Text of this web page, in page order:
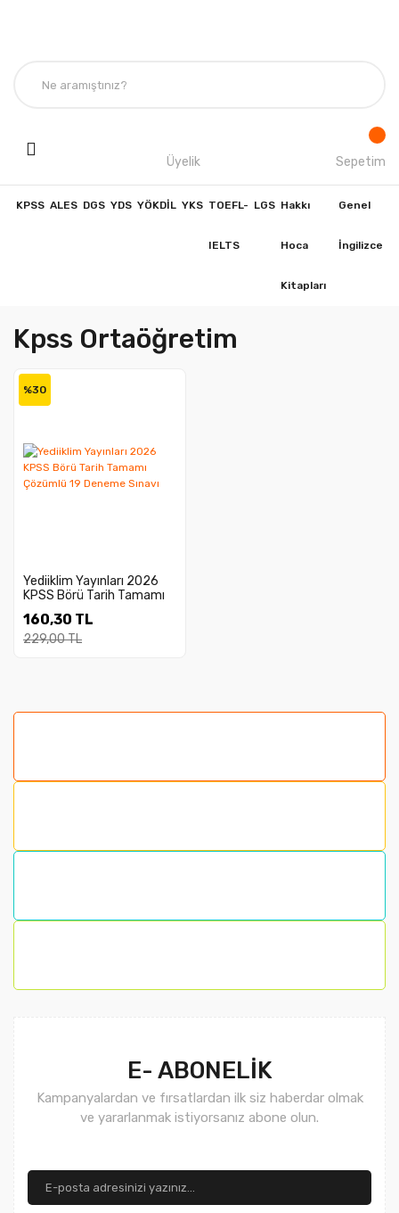
Üyelik Sepetim
KPSS ALES DGS YDS YÖKDİL YKS TOEFL-
IELTS
LGS Hakkı
Hoca
Kitapları
Genel
İngilizce
Kpss Ortaöğretim
%30
Yediiklim Yayınları 2026
KPSS Börü Tarih Tamamı
Sınavı
160,30 TL
229,00 TL
E- ABONELİK
Kampanyalardan ve fırsatlardan ilk siz haberdar olmak
ve yararlanmak istiyorsanız abone olun.